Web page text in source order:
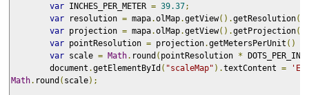
var INCHES_PER_METER = 39.37;
var resolution = mapa.olMap.getView().getResolution
var projection = mapa.olMap.getView().getProjection
var pointResolution = projection.getMetersPerUnit ()
var scale = Math. round ( pointResolution *
        document
.getElementById ( "scaleMap" ).textContent =
Math. round ( scale);